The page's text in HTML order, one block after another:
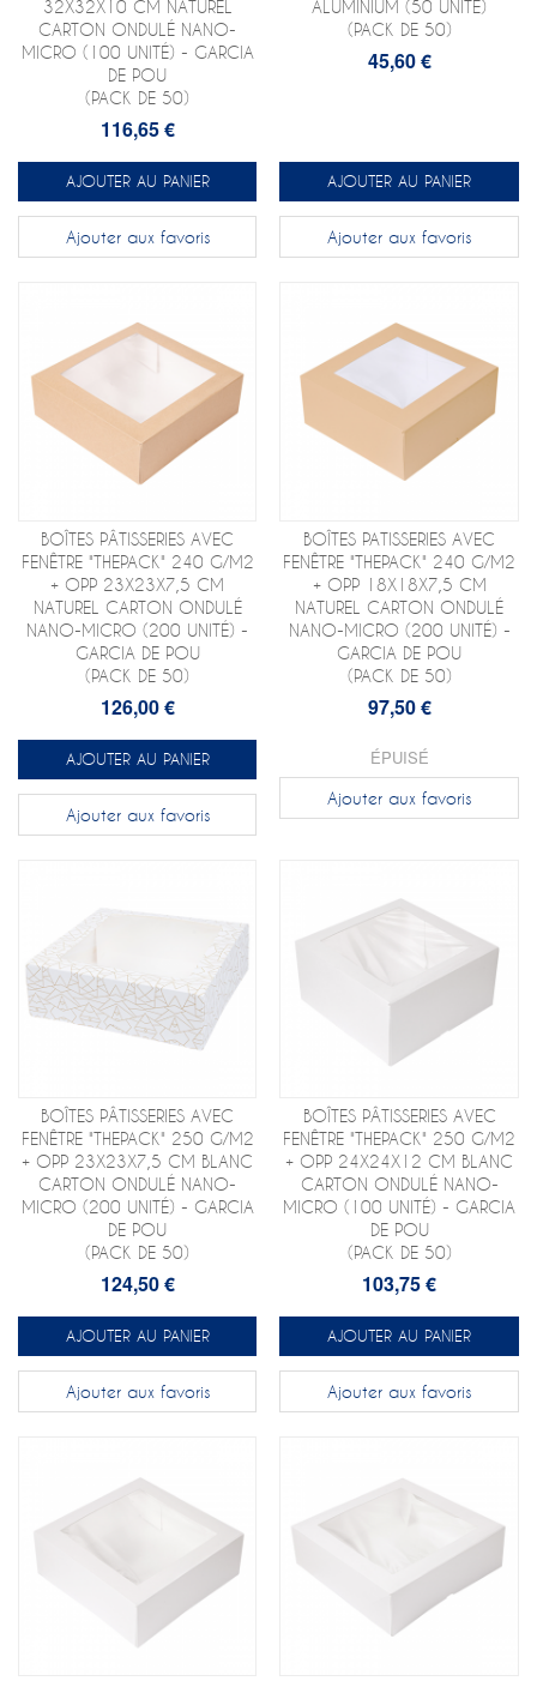
32X32X10 CM NATUREL
CARTON ONDULÉ NANO-
MICRO (100 UNITÉ) - GARCIA
DE POU
(PACK DE 50)
116,65 €
AJOUTER AU PANIER
Ajouter aux favoris
ALUMINIUM (50 UNITÉ)
(PACK DE 50)
45,60 €
AJOUTER AU PANIER
Ajouter aux favoris
BOÎTES PÂTISSERIES AVEC
FENÊTRE "THEPACK" 240 G/M2
+ OPP 23X23X7,5 CM
NATUREL CARTON ONDULÉ
NANO-MICRO (200 UNITÉ) -
GARCIA DE POU
(PACK DE 50)
126,00 €
AJOUTER AU PANIER
Ajouter aux favoris
BOÎTES PATISSERIES AVEC
FENÊTRE "THEPACK" 240 G/M2
+ OPP 18X18X7,5 CM
NATUREL CARTON ONDULÉ
NANO-MICRO (200 UNITÉ) -
GARCIA DE POU
(PACK DE 50)
97,50 €
ÉPUISÉ
Ajouter aux favoris
BOÎTES PÂTISSERIES AVEC
FENÊTRE "THEPACK" 250 G/M2
+ OPP 23X23X7,5 CM BLANC
CARTON ONDULÉ NANO-
MICRO (200 UNITÉ) - GARCIA
DE POU
(PACK DE 50)
124,50 €
AJOUTER AU PANIER
Ajouter aux favoris
BOÎTES PÂTISSERIES AVEC
FENÊTRE "THEPACK" 250 G/M2
+ OPP 24X24X12 CM BLANC
CARTON ONDULÉ NANO-
MICRO (100 UNITÉ) - GARCIA
DE POU
(PACK DE 50)
103,75 €
AJOUTER AU PANIER
Ajouter aux favoris